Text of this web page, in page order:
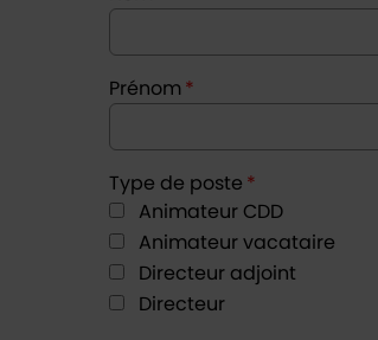
Prénom *
Type de poste *
Animateur CDD
Animateur vacataire
Directeur adjoint
Directeur